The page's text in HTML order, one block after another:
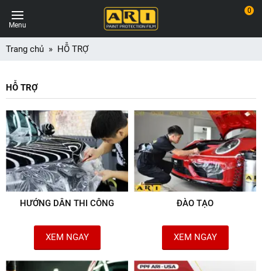
Menu
0
Trang chủ HỖ TRỢ
HỖ TRỢ
HƯỚNG DẪN THI CÔNG
XEM NGAY
ĐÀO TẠO
XEM NGAY